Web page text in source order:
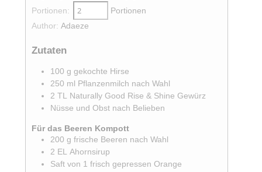
Portionen:
Portionen
Author:Adaeze
Zutaten
100 g gekochte Hirse
250 ml Pflanzenmilch nach Wahl
2 TL Naturally Good Rise & Shine Gewürz
Nüsse und Obst nach Belieben
Für das Beeren Kompott
200 g frische Beeren nach Wahl
2 EL Ahornsirup
Saft von 1 frisch gepressen Orange